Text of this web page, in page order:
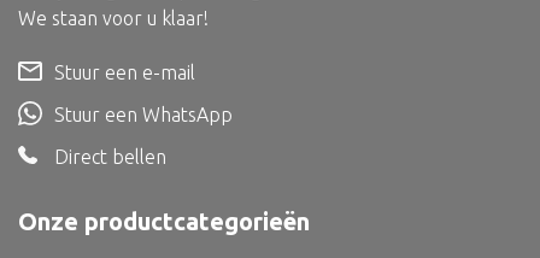
Alle textiel
Kussen
Tapijt
Kelim
Onze productcategorieën
We staan voor u klaar!
Stuur een e-mail
Stuur een WhatsApp
Direct bellen